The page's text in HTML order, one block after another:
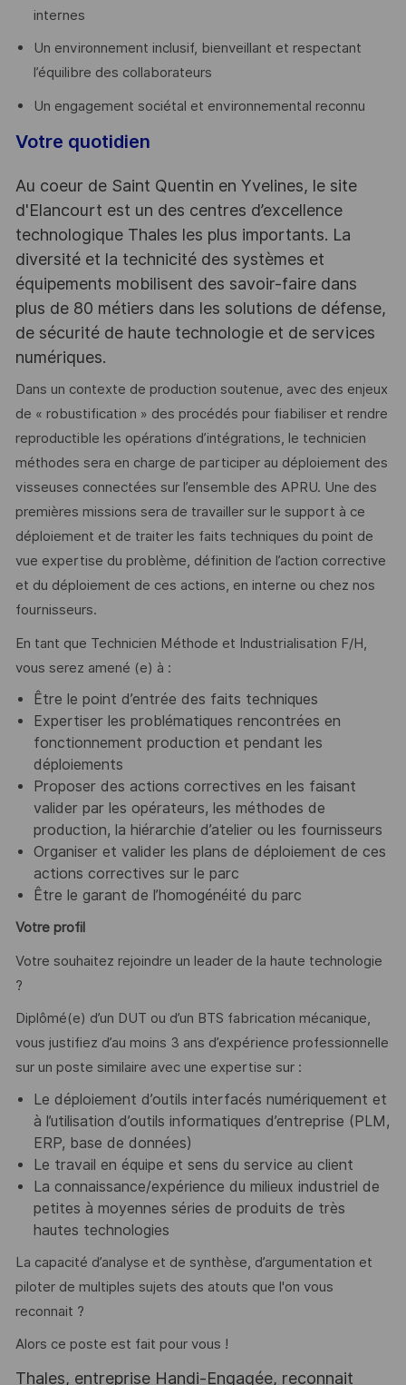
internes
Un environnement inclusif, bienveillant et respectant
l’équilibre des collaborateurs
Un engagement sociétal et environnemental reconnu
Votre quotidien
Au coeur de Saint Quentin en Yvelines, le site
d'Elancourt est un des centres d’excellence
technologique Thales les plus importants. La
diversité et la technicité des systèmes et
équipements mobilisent des savoir-faire dans
plus de 80 métiers dans les solutions de défense,
de sécurité de haute technologie et de services
numériques.
Dans un contexte de production soutenue, avec des enjeux
de « robustification » des procédés pour fiabiliser et rendre
reproductible les opérations d’intégrations, le technicien
méthodes sera en charge de participer au déploiement des
visseuses connectées sur l’ensemble des APRU. Une des
premières missions sera de travailler sur le support à ce
déploiement et de traiter les faits techniques du point de
vue expertise du problème, définition de l’action corrective
et du déploiement de ces actions, en interne ou chez nos
fournisseurs.
En tant que Technicien Méthode et Industrialisation F/H,
vous serez amené (e) à :
Être le point d’entrée des faits techniques
Expertiser les problématiques rencontrées en
fonctionnement production et pendant les
déploiements
Proposer des actions correctives en les faisant
valider par les opérateurs, les méthodes de
production, la hiérarchie d’atelier ou les fournisseurs
Organiser et valider les plans de déploiement de ces
actions correctives sur le parc
Être le garant de l’homogénéité du parc
Votre profil
Votre souhaitez rejoindre un leader de la haute technologie
?
Diplômé(e) d’un DUT ou d’un BTS fabrication mécanique,
vous justifiez d’au moins 3 ans d’expérience professionnelle
sur un poste similaire avec une expertise sur :
Le déploiement d’outils interfacés numériquement et
à l’utilisation d’outils informatiques d’entreprise (PLM,
ERP, base de données)
Le travail en équipe et sens du service au client
La connaissance/expérience du milieux industriel de
petites à moyennes séries de produits de très
hautes technologies
La capacité d’analyse et de synthèse, d’argumentation et
piloter de multiples sujets des atouts que l'on vous
reconnait ?
Alors ce poste est fait pour vous !
Thales, entreprise Handi-Engagée, reconnait